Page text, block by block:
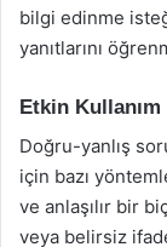
bilgi edinme
yanıtlarını
Etkin
Doğru-yanlış
için bazı
ve anlaşılır bir
veya belirsiz